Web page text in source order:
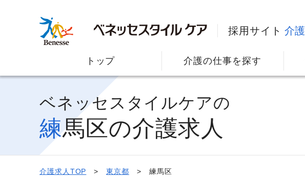
採用サイト 介護
トップ 介護の仕事を探す
ベネッセスタイルケアの
練馬区の介護求人
介護求人TOP 東京都 練馬区